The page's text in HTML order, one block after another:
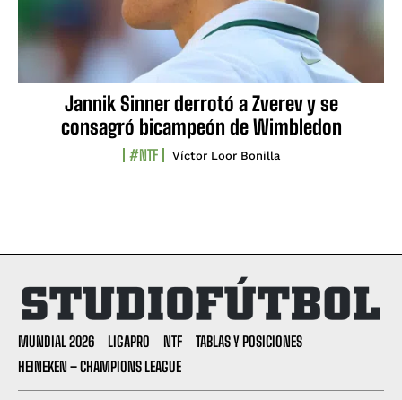
Jannik Sinner derrotó a Zverev y se
consagró bicampeón de Wimbledon
#NTF Víctor Loor Bonilla
MUNDIAL 2026 LIGAPRO NTF
TABLAS Y POSICIONES
HEINEKEN – CHAMPIONS LEAGUE